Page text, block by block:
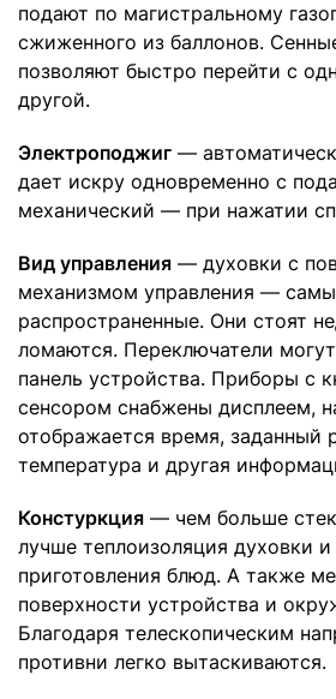
подают по магистральному
сжиженного из баллонов.
позволяют быстро перейти с
другой.
Электроподжиг —
дает искру одновременно с
механический — при нажатии
Вид управления — духовки с
механизмом управления —
распространенные. Они стоят
ломаются. Переключатели
панель устройства. Приборы с
сенсором снабжены дисплеем,
отображается время, заданный
температура и другая
Констуркция — чем больше
лучше теплоизоляция духовки
приготовления блюд. А также
поверхности устройства и
Благодаря телескопическим
противни легко вытаскиваются.